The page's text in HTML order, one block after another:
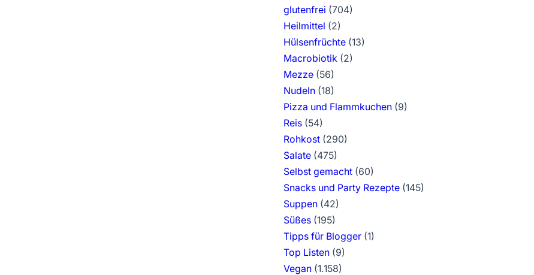
glutenfrei (704)
Heilmittel (2)
Hülsenfrüchte(13)
Macrobiotik (2)
Mezze(56)
Nudeln(18)
Pizza und Flammkuchen(9)
Reis(54)
Rohkost(290)
Salate(475)
Selbst gemacht(60)
Snacks und Party Rezepte(145)
Suppen(42)
Süßes(195)
Tipps für Blogger(1)
Top Listen(9)
Vegan(1.158)